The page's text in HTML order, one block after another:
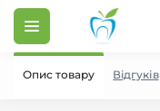
Опис товару Відгуків